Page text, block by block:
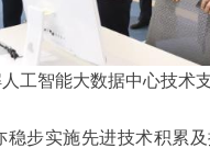
工智能大数据中心技术
步实施先进技术积累及